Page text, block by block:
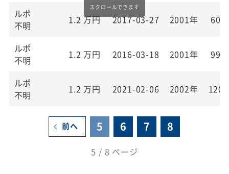
ルポ
不明
1.2 万円 2017-03-27 2001年
ルポ
不明
1.2 万円 2016-03-18 2001年
ルポ
不明
1.2 万円 2021-02-06 2002年
前へ 5 6 7 8
5 / 8 ページ